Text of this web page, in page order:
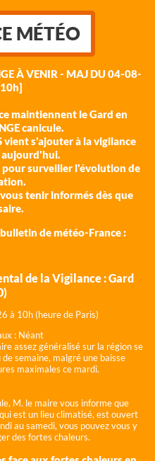
MÉTÉO
À VENIR - MAJ DU 04-08-
maintiennent le Gard en
canicule.
vient s'ajouter à la vigilance
surveiller l'évolution de
tenir informés dès que
de météo-France :
de la Vigilance : Gard
6 à 10h (heure de Paris)
: Néant
assez généralisé sur la région se
semaine, malgré une baisse
maximales ce mardi.
M. le maire vous informe que
est un lieu climatisé, est ouvert
au samedi, vous pouvez vous y
des fortes chaleurs.